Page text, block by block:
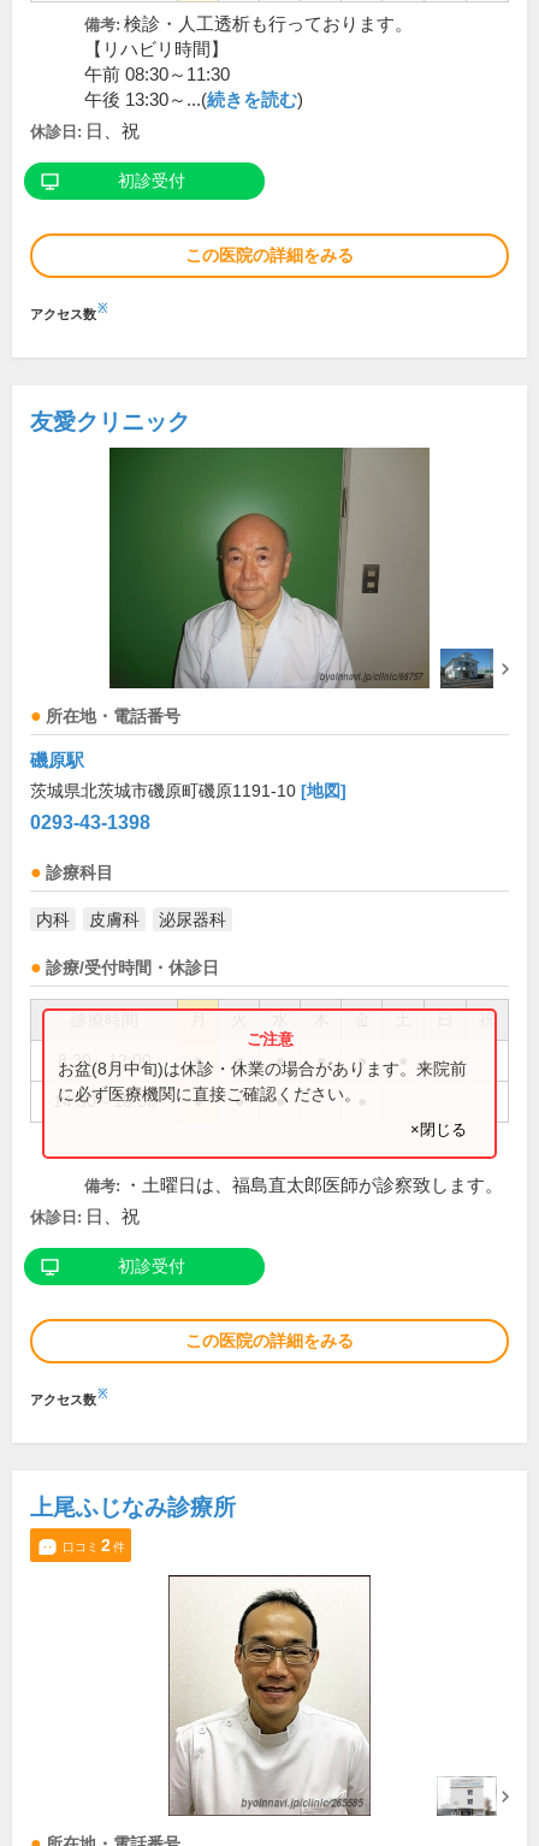
備考: 検診・人工透析も行っております。
【リハビリ時間】
午前 08:30～11:30
午後 13:30～...(続きを読む)
休診日: 日、祝
初診受付
この医院の詳細をみる
アクセス数※
友愛クリニック
所在地・電話番号
磯原駅
茨城県北茨城市磯原町磯原1191-10 [地図]
0293-43-1398
診療科目
内科 皮膚科 泌尿器科
診療/受付時間・休診日
祝
8:30～12:00 ● ● ● ● ●
14:30～18:00 ● ● ●
お盆(8月中旬)は休診・休業の場合があります。来院前
に必ず医療機関に直接ご確認ください。
×閉じる
備考: ・土曜日は、福島直太郎医師が診察致します。
休診日: 日、祝
初診受付
この医院の詳細をみる
アクセス数※
上尾ふじなみ診療所
口コミ 2件